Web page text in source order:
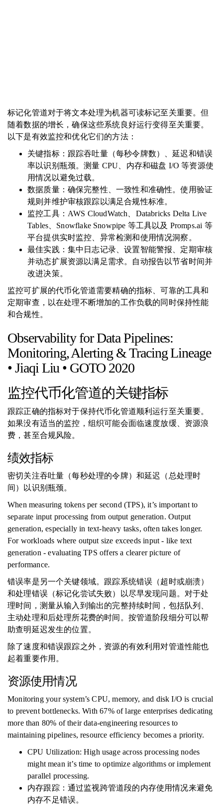
标记化管道对于将文本处理为机器可读标记至关重要。但
随着数据的增长，确保这些系统良好运行变得至关重要。
以下是有效监控和优化它们的方法：
关键指标：跟踪吞吐量（每秒令牌数）、延迟和错误
率以识别瓶颈。测量 CPU、内存和磁盘 I/O 等资源使
用情况以避免过载。
数据质量：确保完整性、一致性和准确性。使用验证
规则并维护审核跟踪以满足合规性标准。
监控工具：AWS CloudWatch、Databricks Delta Live
Tables、Snowflake Snowpipe 等工具以及 Promps.ai 等
平台提供实时监控、异常检测和使用情况洞察。
最佳实践：集中日志记录、设置智能警报、定期审核
并动态扩展资源以满足需求。自动报告以节省时间并
改进决策。
监控可扩展的代币化管道需要精确的指标、可靠的工具和
定期审查，以在处理不断增加的工作负载的同时保持性能
和合规性。
Observability for Data Pipelines:
Monitoring, Alerting & Tracing Lineage
• Jiaqi Liu • GOTO 2020
监控代币化管道的关键指标
跟踪正确的指标对于保持代币化管道顺利运行至关重要。
如果没有适当的监控，组织可能会面临速度放缓、资源浪
费，甚至合规风险。
绩效指标
密切关注吞吐量（每秒处理的令牌）和延迟（总处理时
间）以识别瓶颈。
When measuring tokens per second (TPS), it’s important to
separate input processing from output generation. Output
generation, especially in text-heavy tasks, often takes longer.
For workloads where output size exceeds input - like text
generation - evaluating TPS offers a clearer picture of
performance.
错误率是另一个关键领域。跟踪系统错误（超时或崩溃）
和处理错误（标记化尝试失败）以尽早发现问题。对于处
理时间，测量从输入到输出的完整持续时间，包括队列、
主动处理和后处理所花费的时间。按管道阶段细分可以帮
助查明延迟发生的位置。
除了速度和错误跟踪之外，资源的有效利用对管道性能也
起着重要作用。
资源使用情况
Monitoring your system’s CPU, memory, and disk I/O is crucial
to prevent bottlenecks. With 67% of large enterprises dedicating
more than 80% of their data-engineering resources to
maintaining pipelines, resource efficiency becomes a priority.
CPU Utilization: High usage across processing nodes
might mean it’s time to optimize algorithms or implement
parallel processing.
内存跟踪：通过监视跨管道段的内存使用情况来避免
内存不足错误。